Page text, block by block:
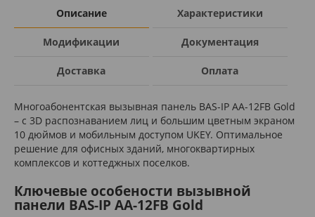
Описание Характеристики
Модификации Документация
Доставка Оплата
Многоабонентская вызывная панель BAS-IP AA-12FB Gold
– с 3D распознаванием лиц и большим цветным экраном
10 дюймов и мобильным доступом UKEY. Оптимальное
решение для офисных зданий, многоквартирных
комплексов и коттеджных поселков.
Ключевые особености вызывной
панели BAS-IP AA-12FB Gold